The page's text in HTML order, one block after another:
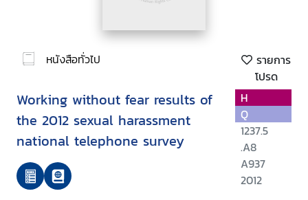
หนังสือทั่วไป
รายการ
โปรด
Working without fear results of
the 2012 sexual harassment
national telephone survey
H
Q
1237.5
.A8
A937
2012